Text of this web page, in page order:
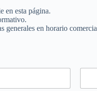
en esta página.
generales en horario